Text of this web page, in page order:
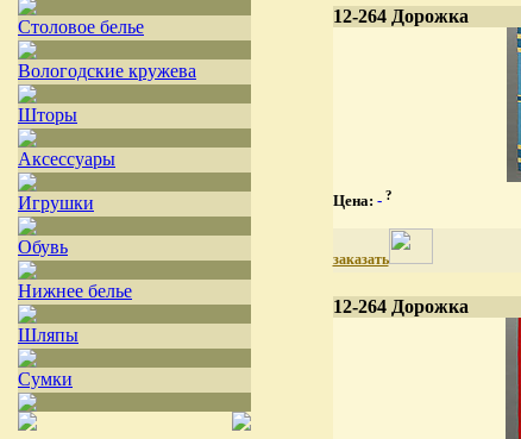
Столовое белье
Вологодские кружева
Шторы
Аксессуары
Игрушки
Обувь
Нижнее белье
Шляпы
Сумки
12-264 Дорожка
Цена: - ?
заказать
12-264 Дорожка